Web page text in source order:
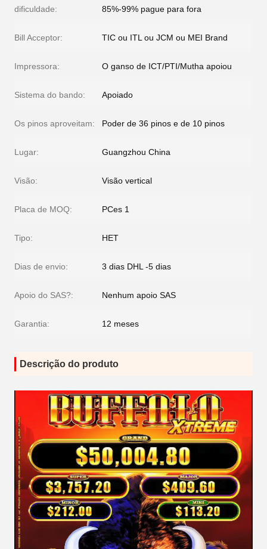
dificuldade: 85%-99% pague para fora
Bill Acceptor: TIC ou ITL ou JCM ou MEI Brand
Impressora: O ganso de ICT/PTI/Mutha apoiou
Sistema do bando: Apoiado
Os pinos aproveitam: Poder de 36 pinos e de 10 pinos
Lugar: Guangzhou China
Visão: Visão vertical
Placa de MOQ: PCes 1
Tipo: HET
Dias de envio: 3 dias DHL -5 dias
Apoio do SAS?: Nenhum apoio SAS
Garantia: 12 meses
Descrição do produto